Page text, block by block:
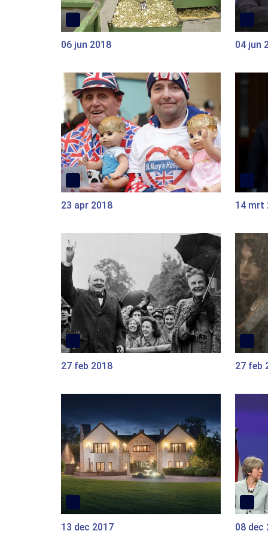
06 jun 2018 04 jun
23 apr 2018 14 mrt
27 feb 2018 27 feb
13 dec 2017 08 dec